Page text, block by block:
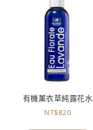
有機薰衣草純露花水
NT$820